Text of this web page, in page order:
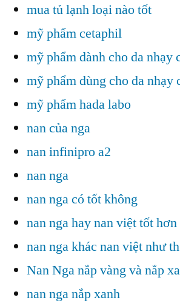
mua tủ lạnh loại nào tốt
mỹ phẩm cetaphil
mỹ phẩm dành cho da nhạy
mỹ phẩm dùng cho da nhạy
mỹ phẩm hada labo
nan của nga
nan infinipro a2
nan nga
nan nga có tốt không
nan nga hay nan việt tốt hơn
nan nga khác nan việt như
Nan Nga nắp vàng và nắp
nan nga nắp xanh